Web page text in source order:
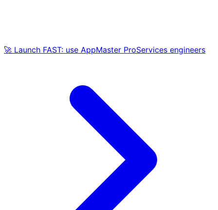
🚀 Launch FAST: use AppMaster ProServices engineers